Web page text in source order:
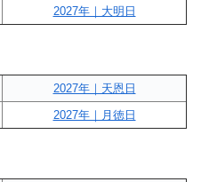
2027年｜大明日
2027年｜天恩日
2027年｜月徳日